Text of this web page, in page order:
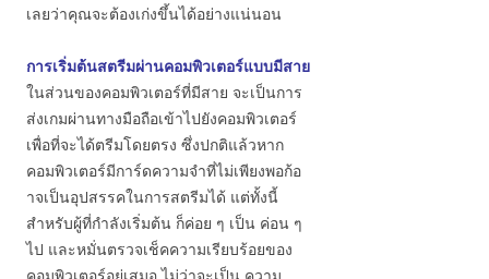
เลยว่าคุณจะต้องเก่งขึ้นได้อย่างแน่นอน
การเริ่มต้นสตรีมผ่านคอมพิวเตอร์แบบมีสาย
ในส่วนของคอมพิวเตอร์ที่มีสาย จะเป็นการ
ส่งเกมผ่านทางมือถือเข้าไปยังคอมพิวเตอร์
เพื่อที่จะได้ตรีมโดยตรง ซึ่งปกติแล้วหาก
คอมพิวเตอร์มีการ์ดความจำที่ไม่เพียงพอก้อ
าจเป็นอุปสรรคในการสตรีมได้ แต่ทั้งนี้
สำหรับผู้ที่กำลังเริ่มต้น ก็ค่อย ๆ เป็น ค่อน ๆ
ไป และหมั่นตรวจเช็คความเรียบร้อยของ